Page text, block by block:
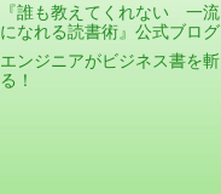
『誰も教えてくれない 一流
になれる読書術』公式ブログ
エンジニアがビジネス書を斬
る！